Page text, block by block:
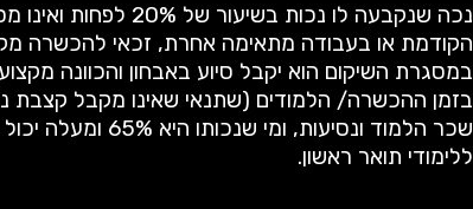
נכה שנקבעה לו נכות
הקודמת או בעבודה מתאימה אחרת, זכאי להכשרה
במסגרת השיקום הוא יקבל סיוע באבחון והכוונה
בזמן ההכשרה/ הלמודים (שתנאי שאינו מקבל קצבת
שכר הלמוד ונסיעות, ומי
ללימודי תואר ראשון.